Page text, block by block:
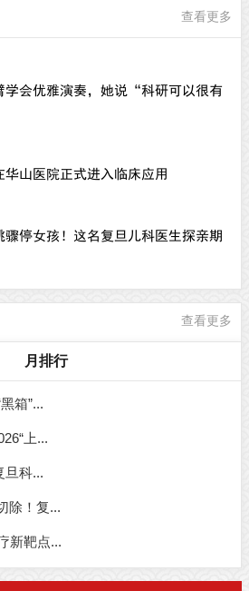
查看更多
学会优雅演奏，她说“科研可以很有
山医院正式进入临床应用
骤停女孩！这名复旦儿科医生探亲期
查看更多
月排行